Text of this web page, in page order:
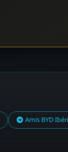
Amis BYD